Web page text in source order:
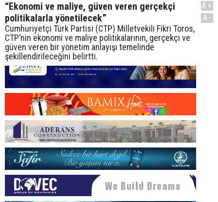
“Ekonomi ve maliye, güven veren gerçekçi
politikalarla yönetilecek”
Cumhuriyetçi Türk Partisi (CTP) Milletvekili Fikri Toros,
CTP’nin ekonomi ve maliye politikalarının, gerçekçi ve
güven veren bir yönetim anlayışı temelinde
şekillendirileceğini belirtti.
A+
A-